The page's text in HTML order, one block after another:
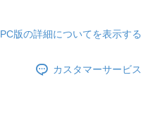
PC版の詳細についてを表示する
カスタマーサービス